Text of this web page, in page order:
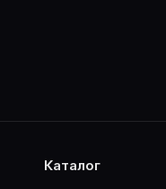
каталог